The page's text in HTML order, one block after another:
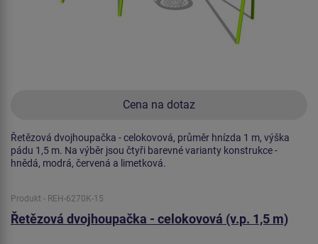
Cena na dotaz
Řetězová dvojhoupačka - celokovová, průměr hnízda 1 m, výška
pádu 1,5 m. Na výběr jsou čtyři barevné varianty konstrukce -
hnědá, modrá, červená a limetková.
Produkt - REH-6270K-15
Řetězová dvojhoupačka - celokovová (v.p. 1,5 m)